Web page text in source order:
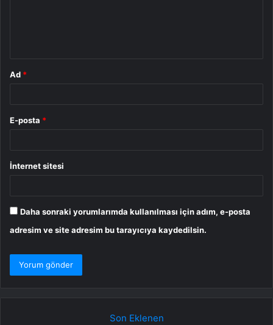
Ad *
E-posta *
İnternet sitesi
Daha sonraki yorumlarımda kullanılması için adım, e-posta
adresim ve site adresim bu tarayıcıya kaydedilsin.
Son Eklenen